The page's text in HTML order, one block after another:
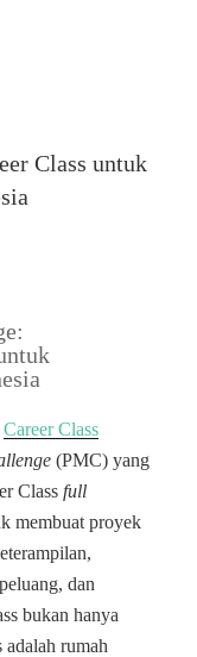
Class untuk
Career Class
(PMC) yang
Class full
membuat proyek
dan
bukan hanya
adalah rumah